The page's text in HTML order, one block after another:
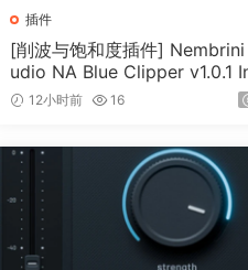
插件
[削波与饱和度插件]
udio NA Blue Clipper v1.0.1
Keygen-R2R [WiN]（11.2MB
12小时前 16